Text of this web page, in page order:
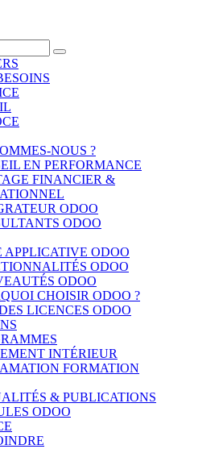
NOUS ?
EN PERFORMANCE
FINANCIER &
ODOO
ODOO
APPLICATIVE ODOO
ODOO
ODOO
CHOISIR ODOO ?
LICENCES ODOO
INTÉRIEUR
FORMATION
& PUBLICATIONS
ODOO